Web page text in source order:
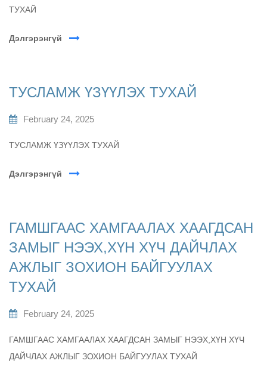
ТУХАЙ
Дэлгэрэнгүй
ТУСЛАМЖ ҮЗҮҮЛЭХ ТУХАЙ
February 24, 2025
ТУСЛАМЖ ҮЗҮҮЛЭХ ТУХАЙ
Дэлгэрэнгүй
ГАМШГААС ХАМГААЛАХ ХААГДСАН
ЗАМЫГ НЭЭХ,ХҮН ХҮЧ ДАЙЧЛАХ
АЖЛЫГ ЗОХИОН БАЙГУУЛАХ
ТУХАЙ
February 24, 2025
ГАМШГААС ХАМГААЛАХ ХААГДСАН ЗАМЫГ НЭЭХ,ХҮН ХҮЧ
ДАЙЧЛАХ АЖЛЫГ ЗОХИОН БАЙГУУЛАХ ТУХАЙ